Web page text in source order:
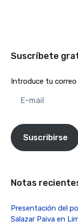
Suscríbete
Introduce tu
mail
Suscribirse
Notas
Presentación del
Salazar Paiva en